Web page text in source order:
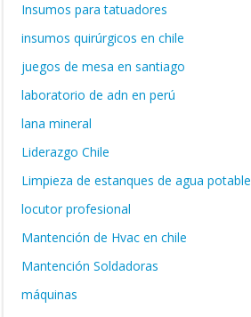
Insumos para tatuadores
insumos quirúrgicos en chile
juegos de mesa en santiago
laboratorio de adn en perú
lana mineral
Liderazgo Chile
Limpieza de estanques de agua potable
locutor profesional
Mantención de Hvac en chile
Mantención Soldadoras
máquinas